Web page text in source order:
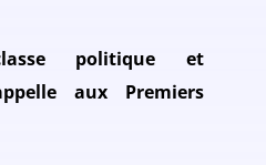
politique et
aux Premiers